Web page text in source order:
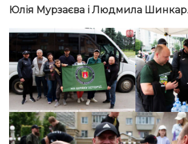
Юлія Мурзаєва і Людмила Шинкар.